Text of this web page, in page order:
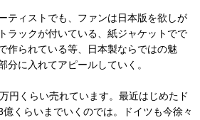
ティストでも、ファンは日本版を欲しが
ラックが付いている、紙ジャケットでで
作られている等、日本製ならではの魅
分に入れてアピールしていく。
円くらい売れています。最近はじめたド
くらいまでいくのでは。ドイツも今徐々